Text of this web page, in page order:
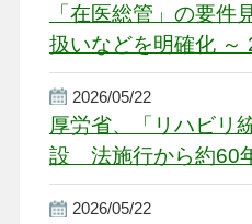
「在医総管」の要件
扱いなどを明確化 ～
2026/05/22
厚労省、「リハビリ
設 法施行から約60
2026/05/22